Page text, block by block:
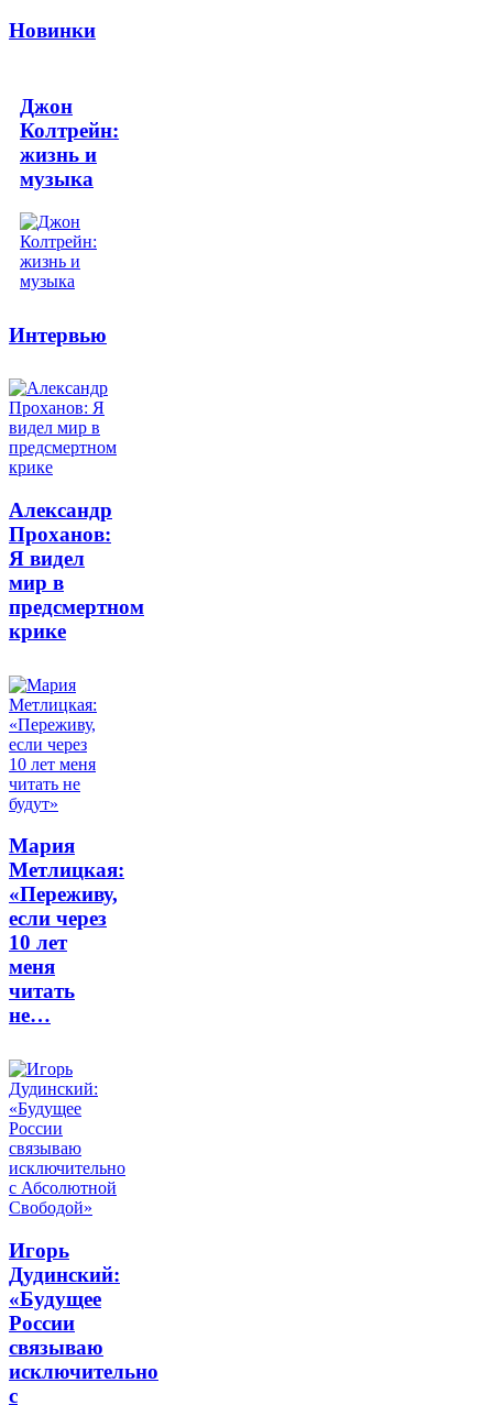
Новинки
Джон
Колтрейн:
жизнь и
музыка
Интервью
Александр
Проханов:
Я видел
мир в
предсмертном
крике
Мария
Метлицкая:
«Переживу,
если через
10 лет
меня
читать
не…
Игорь
Дудинский:
«Будущее
России
связываю
исключительно
с